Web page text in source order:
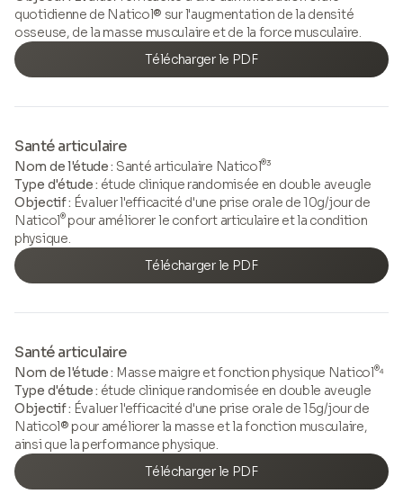
quotidienne de Naticol® sur l'augmentation de la densité
osseuse, de la masse musculaire et de la force musculaire.
Télécharger le PDF
Santé articulaire
Nom de l'étude : Santé articulaire Naticol®³
Type d'étude : étude clinique randomisée en double aveugle
Objectif : Évaluer l'efficacité d'une prise orale de 10g/jour de
Naticol®pour améliorer le confort articulaire et la condition
physique.
Télécharger le PDF
Santé articulaire
Nom de l'étude : Masse maigre et fonction physique Naticol®⁴
Type d'étude : étude clinique randomisée en double aveugle
Objectif : Évaluer l'efficacité d'une prise orale de 15g/jour de
Naticol® pour améliorer la masse et la fonction musculaire,
ainsi que la performance physique.
Télécharger le PDF